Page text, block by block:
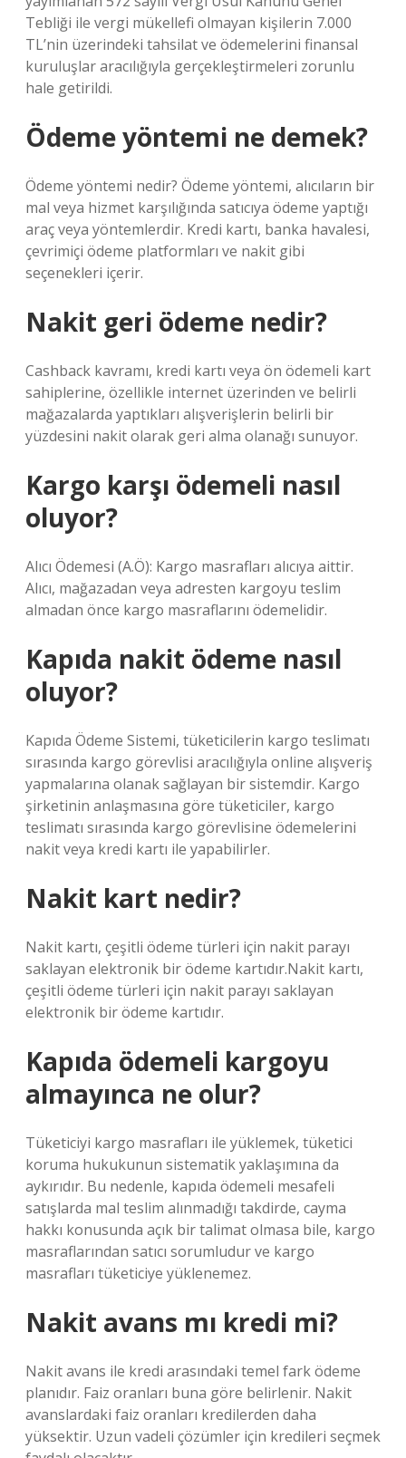
Tebliği ile vergi mükellefi olmayan kişilerin 7.000
TL’nin üzerindeki tahsilat ve ödemelerini finansal
kuruluşlar aracılığıyla gerçekleştirmeleri zorunlu
hale getirildi.
Ödeme yöntemi ne demek?
Ödeme yöntemi nedir? Ödeme yöntemi, alıcıların bir
mal veya hizmet karşılığında satıcıya ödeme yaptığı
araç veya yöntemlerdir. Kredi kartı, banka havalesi,
çevrimiçi ödeme platformları ve nakit gibi
seçenekleri içerir.
Nakit geri ödeme nedir?
Cashback kavramı, kredi kartı veya ön ödemeli kart
sahiplerine, özellikle internet üzerinden ve belirli
mağazalarda yaptıkları alışverişlerin belirli bir
yüzdesini nakit olarak geri alma olanağı sunuyor.
Kargo karşı ödemeli nasıl
oluyor?
Alıcı Ödemesi (A.Ö): Kargo masrafları alıcıya aittir.
Alıcı, mağazadan veya adresten kargoyu teslim
almadan önce kargo masraflarını ödemelidir.
Kapıda nakit ödeme nasıl
oluyor?
Kapıda Ödeme Sistemi, tüketicilerin kargo teslimatı
sırasında kargo görevlisi aracılığıyla online alışveriş
yapmalarına olanak sağlayan bir sistemdir. Kargo
şirketinin anlaşmasına göre tüketiciler, kargo
teslimatı sırasında kargo görevlisine ödemelerini
nakit veya kredi kartı ile yapabilirler.
Nakit kart nedir?
Nakit kartı, çeşitli ödeme türleri için nakit parayı
saklayan elektronik bir ödeme kartıdır.Nakit kartı,
çeşitli ödeme türleri için nakit parayı saklayan
elektronik bir ödeme kartıdır.
Kapıda ödemeli kargoyu
almayınca ne olur?
Tüketiciyi kargo masrafları ile yüklemek, tüketici
koruma hukukunun sistematik yaklaşımına da
aykırıdır. Bu nedenle, kapıda ödemeli mesafeli
satışlarda mal teslim alınmadığı takdirde, cayma
hakkı konusunda açık bir talimat olmasa bile, kargo
masraflarından satıcı sorumludur ve kargo
masrafları tüketiciye yüklenemez.
Nakit avans mı kredi mi?
Nakit avans ile kredi arasındaki temel fark ödeme
planıdır. Faiz oranları buna göre belirlenir. Nakit
avanslardaki faiz oranları kredilerden daha
yüksektir. Uzun vadeli çözümler için kredileri seçmek